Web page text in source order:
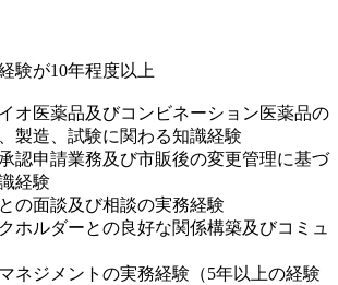
験が10年程度以上
オ医薬品及びコンビネーション医薬品の
製造、試験に関わる知識経験
認申請業務及び市販後の変更管理に基づ
経験
の面談及び相談の実務経験
ホルダーとの良好な関係構築及びコミュ
ネジメントの実務経験（5年以上の経験